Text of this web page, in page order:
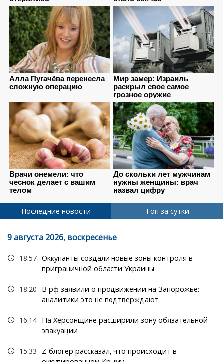
Последние новости Топ за сутки
9 августа 2026, воскресенье
18:57 Оккупанты создали новые зоны контроля в
приграничной области Украины
18:20
В рф заявили о продвижении на Запорожье:
аналитики это не подтверждают
16:14 На Херсонщине расширили зону обязательной
эвакуации
15:33
Z-блогер рассказал, что происходит в